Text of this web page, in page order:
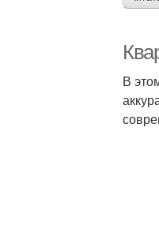
В